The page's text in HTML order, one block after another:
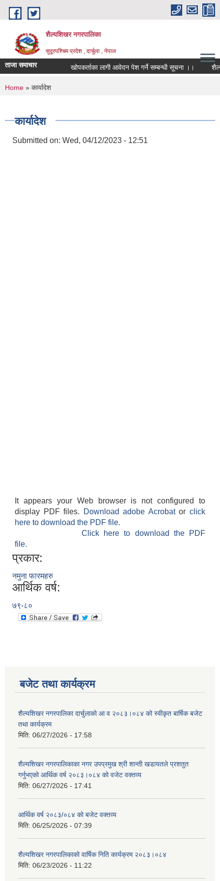
Skip to main content
शैल्यशिखर नगरपालिका
सुदूरपश्चिम प्रदेश , दार्चुला , नेपाल
ताजा समाचार खोपकर्ताका लागी आवेदन पेश गर्ने सम्बन्धी सूचना ।।
You are here
Home » कार्यादेश
कार्यादेश
Submitted on: Wed, 04/12/2023 - 12:51
It appears your Web browser is not configured to
display PDF files.
Download adobe Acrobatorclick
here to download the PDF file.
Click here to download the PDF
file.
प्रकार:
नमुना फारमहरु
आर्थिक वर्ष:
७९-८०
बजेट तथा कार्यक्रम
शैल्यशिखर नगरपालिका दार्चुलाको आ व २०८३।०८४ को स्वीकृत बार्षिक बजेट
तथा कार्यक्रम
मिति: 06/27/2026 - 17:58
शैल्यशिखर नगरपालिकाका नगर उपप्रमुख श्री शान्ती खडायतले प्रशतुत
गर्नुभएको आर्थिक वर्ष २०८३।०८४ को वजेट वक्तव्य
मिति: 06/27/2026 - 17:41
आर्थिक वर्ष २०८३/०८४ को बजेट वक्तव्य
मिति: 06/25/2026 - 07:39
शैल्यशिखर नगरपालिकाको वार्षिक निति कार्यक्रम २०८३।०८४
मिति: 06/23/2026 - 11:22